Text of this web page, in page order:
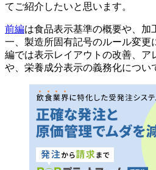
てご紹介したいと思います。
前編は食品表示基準の概要や、加
一、製造所固有記号のルール変更
編では表示レイアウトの改善、ア
や、栄養成分表示の義務化につい